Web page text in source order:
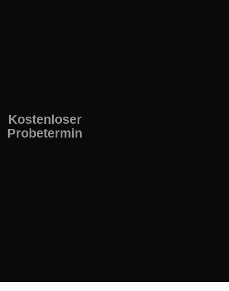
Kostenloser
Probetermin